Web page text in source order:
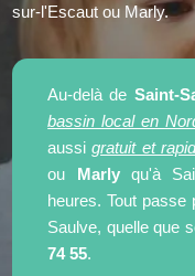
sur-l'Escaut ou Marly.
Au-delà de Saint-
bassin local en
aussigratuit et
ou Marlyqu'à
heures. Tout
Saulve, quelle que
74 55.